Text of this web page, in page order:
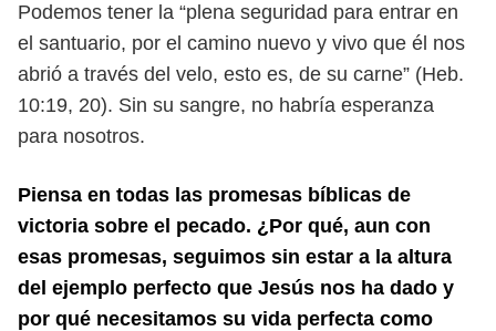
Podemos tener la “plena seguridad para entrar en
el santuario, por el camino nuevo y vivo que él nos
abrió a través del velo, esto es, de su carne” (Heb.
10:19, 20). Sin su sangre, no habría esperanza
para nosotros.
Piensa en todas las promesas bíblicas de
victoria sobre el pecado. ¿Por qué, aun con
esas promesas, seguimos sin estar a la altura
del ejemplo perfecto que Jesús nos ha dado y
por qué necesitamos su vida perfecta como